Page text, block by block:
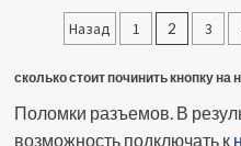
Кабардино-
Балкарии
парапланерист
Москвы
Пагинация
записей
Назад 1 2 3
сколько стоит починить кнопку на
Поломки разъемов. В
возможность подключать к